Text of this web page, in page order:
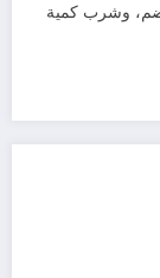
وشرب كمية